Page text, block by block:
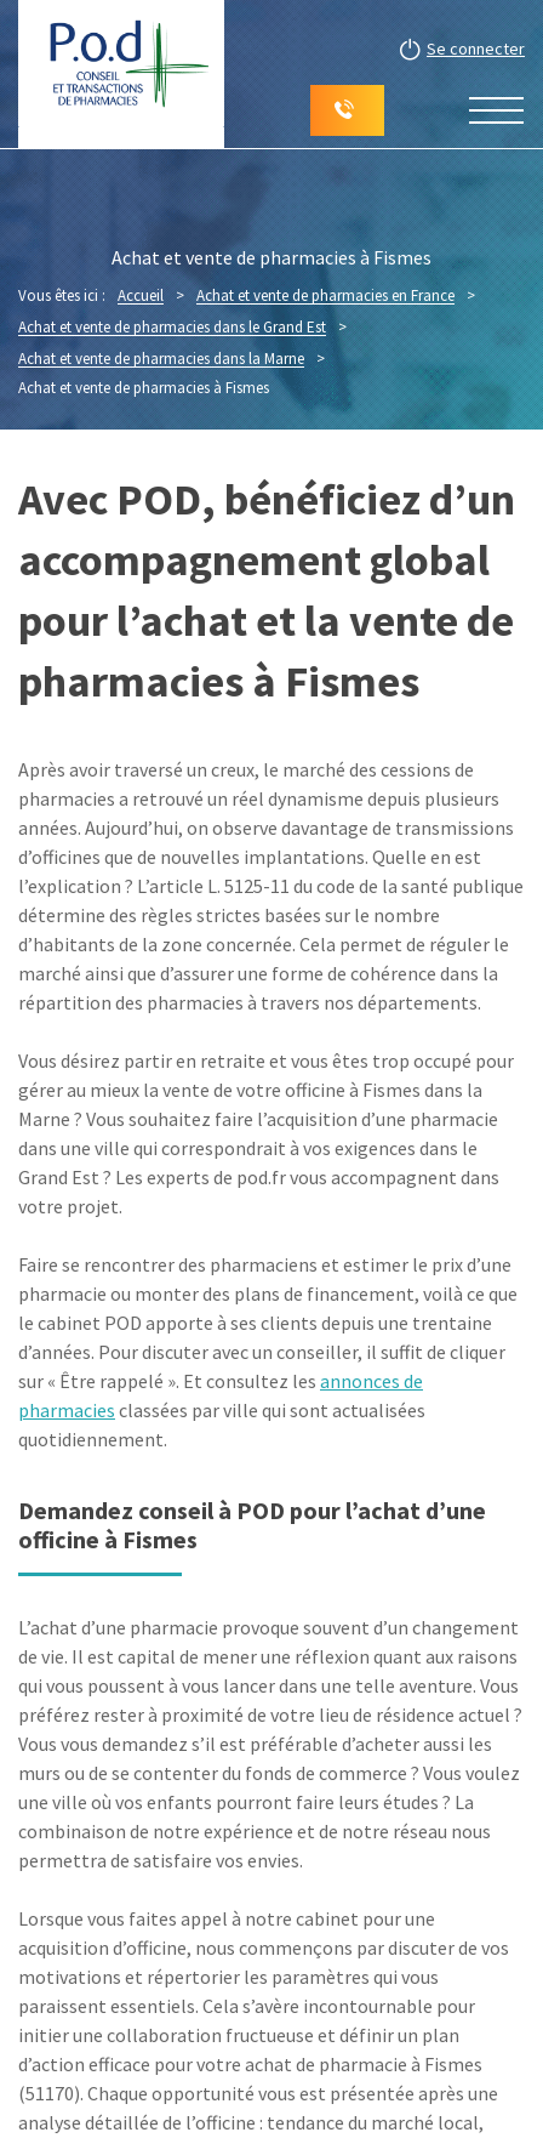
Se connecter
Achat et vente de pharmacies à Fismes
Vous êtes ici : Accueil > Achat et vente de pharmacies en France
>
Achat et vente de pharmacies dans le Grand Est >
Achat et vente de pharmacies dans la Marne >
Achat et vente de pharmacies à Fismes
Avec POD, bénéficiez d’un
accompagnement global
pour l’achat et la vente de
pharmacies à Fismes
Après avoir traversé un creux, le marché des cessions de
pharmacies a retrouvé un réel dynamisme depuis plusieurs
années. Aujourd’hui, on observe davantage de transmissions
d’officines que de nouvelles implantations. Quelle en est
l’explication ? L’article L. 5125-11 du code de la santé publique
détermine des règles strictes basées sur le nombre
d’habitants de la zone concernée. Cela permet de réguler le
marché ainsi que d’assurer une forme de cohérence dans la
répartition des pharmacies à travers nos départements.
Vous désirez partir en retraite et vous êtes trop occupé pour
gérer au mieux la vente de votre officine à Fismes dans la
Marne ? Vous souhaitez faire l’acquisition d’une pharmacie
dans une ville qui correspondrait à vos exigences dans le
Grand Est ? Les experts de pod.fr vous accompagnent dans
votre projet.
Faire se rencontrer des pharmaciens et estimer le prix d’une
pharmacie ou monter des plans de financement, voilà ce que
le cabinet POD apporte à ses clients depuis une trentaine
d’années. Pour discuter avec un conseiller, il suffit de cliquer
sur « Être rappelé ». Et consultez les annonces de
pharmacies classées par ville qui sont actualisées
quotidiennement.
Demandez conseil à POD pour l’achat d’une
officine à Fismes
L’achat d’une pharmacie provoque souvent d’un changement
de vie. Il est capital de mener une réflexion quant aux raisons
qui vous poussent à vous lancer dans une telle aventure. Vous
préférez rester à proximité de votre lieu de résidence actuel ?
Vous vous demandez s’il est préférable d’acheter aussi les
murs ou de se contenter du fonds de commerce ? Vous voulez
une ville où vos enfants pourront faire leurs études ? La
combinaison de notre expérience et de notre réseau nous
permettra de satisfaire vos envies.
Lorsque vous faites appel à notre cabinet pour une
acquisition d’officine, nous commençons par discuter de vos
motivations et répertorier les paramètres qui vous
paraissent essentiels. Cela s’avère incontournable pour
initier une collaboration fructueuse et définir un plan
d’action efficace pour votre achat de pharmacie à Fismes
(51170). Chaque opportunité vous est présentée après une
analyse détaillée de l’officine : tendance du marché local,